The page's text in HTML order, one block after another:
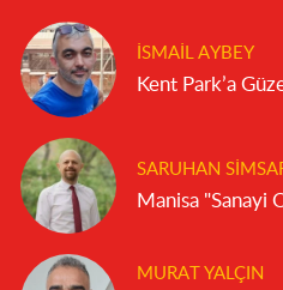
İSMAIL AYBEY
Kent Park’a
SARUHAN
Manisa "Sanayi
MURAT YALÇIN